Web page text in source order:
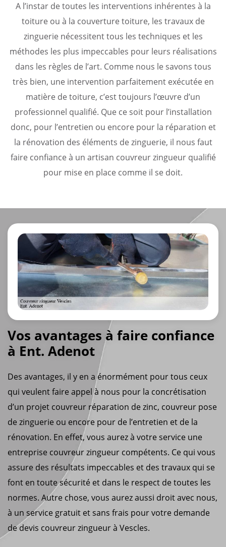
A l’instar de toutes les interventions inhérentes à la
toiture ou à la couverture toiture, les travaux de
zinguerie nécessitent tous les techniques et les
méthodes les plus impeccables pour leurs réalisations
dans les règles de l’art. Comme nous le savons tous
très bien, une intervention parfaitement exécutée en
matière de toiture, c’est toujours l’œuvre d’un
professionnel qualifié. Que ce soit pour l’installation
donc, pour l’entretien ou encore pour la réparation et
la rénovation des éléments de zinguerie, il nous faut
faire confiance à un artisan couvreur zingueur qualifié
pour mise en place comme il se doit.
Vos avantages à faire confiance
à Ent. Adenot
Des avantages, il y en a énormément pour tous ceux
qui veulent faire appel à nous pour la concrétisation
d’un projet couvreur réparation de zinc, couvreur pose
de zinguerie ou encore pour de l’entretien et de la
rénovation. En effet, vous aurez à votre service une
entreprise couvreur zingueur compétents. Ce qui vous
assure des résultats impeccables et des travaux qui se
font en toute sécurité et dans le respect de toutes les
normes. Autre chose, vous aurez aussi droit avec nous,
à un service gratuit et sans frais pour votre demande
de devis couvreur zingueur à Vescles.